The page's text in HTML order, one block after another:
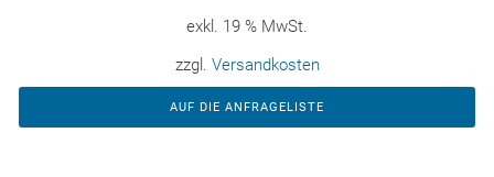
exkl. 19 % MwSt.
zzgl. Versandkosten
AUF DIE ANFRAGELISTE